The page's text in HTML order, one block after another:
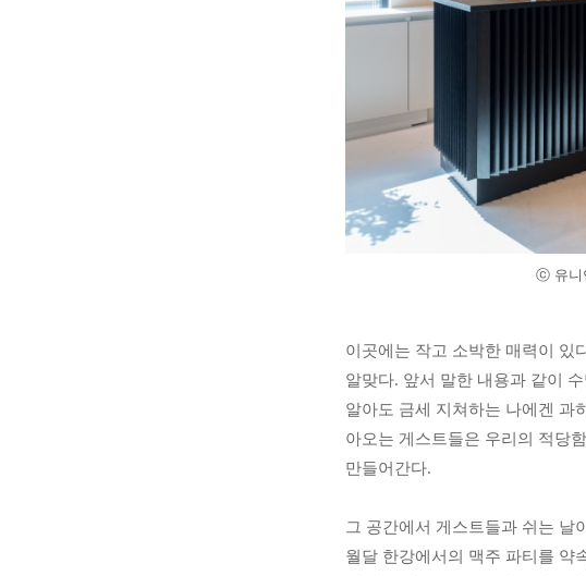
ⓒ 유니
이곳에는 작고 소박한 매력이 있
알맞다. 앞서 말한 내용과 같이
알아도 금세 지쳐하는 나에겐 과
아오는 게스트들은 우리의 적당
만들어간다.
그 공간에서 게스트들과 쉬는 날
월달 한강에서의 맥주 파티를 약